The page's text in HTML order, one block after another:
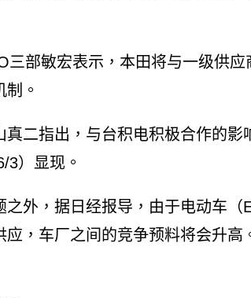
三部敏宏表示，本田将与一级供应
。
真二指出，与台积电积极合作的影
3）显现。
之外，据日经报导，由于电动车（
应，车厂之间的竞争预料将会升